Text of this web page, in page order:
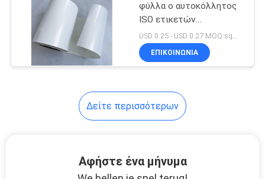
Κενές ετικέτες
υφάσματος
συγκολλητικές
φύλλα ο αυτοκόλλητος
ISO ετικετών
αυτοκόλλητων
ετικεττών εγγράφου
επικυρωμένα
ΕΠΙΚΟΙΝΩΝΙΑ
Δείτε περισσότερων
Αφήστε ένα μήνυμα